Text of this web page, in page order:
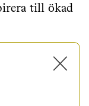
till ökad
✕